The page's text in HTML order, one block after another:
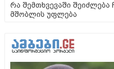
რა შემთხვევაში
მშობლის უფლება